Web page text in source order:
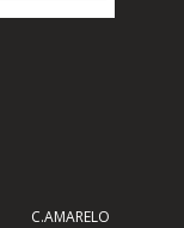
C.AMARELO